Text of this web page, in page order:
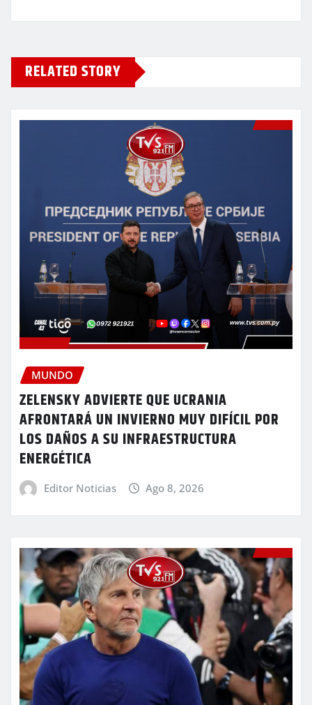
RELATED STORY
MUNDO
ZELENSKY ADVIERTE QUE UCRANIA
AFRONTARÁ UN INVIERNO MUY DIFÍCIL POR
LOS DAÑOS A SU INFRAESTRUCTURA
ENERGÉTICA
Editor Noticias Ago 8, 2026